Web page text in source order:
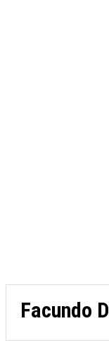
Facundo